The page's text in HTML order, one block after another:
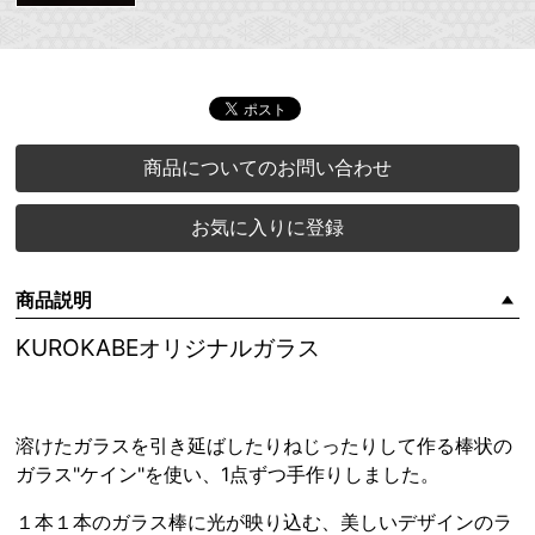
商品についてのお問い合わせ
お気に入りに登録
商品説明
KUROKABEオリジナルガラス
溶けたガラスを引き延ばしたりねじったりして作る棒状の
ガラス"ケイン"を使い、1点ずつ手作りしました。
１本１本のガラス棒に光が映り込む、美しいデザインのラ